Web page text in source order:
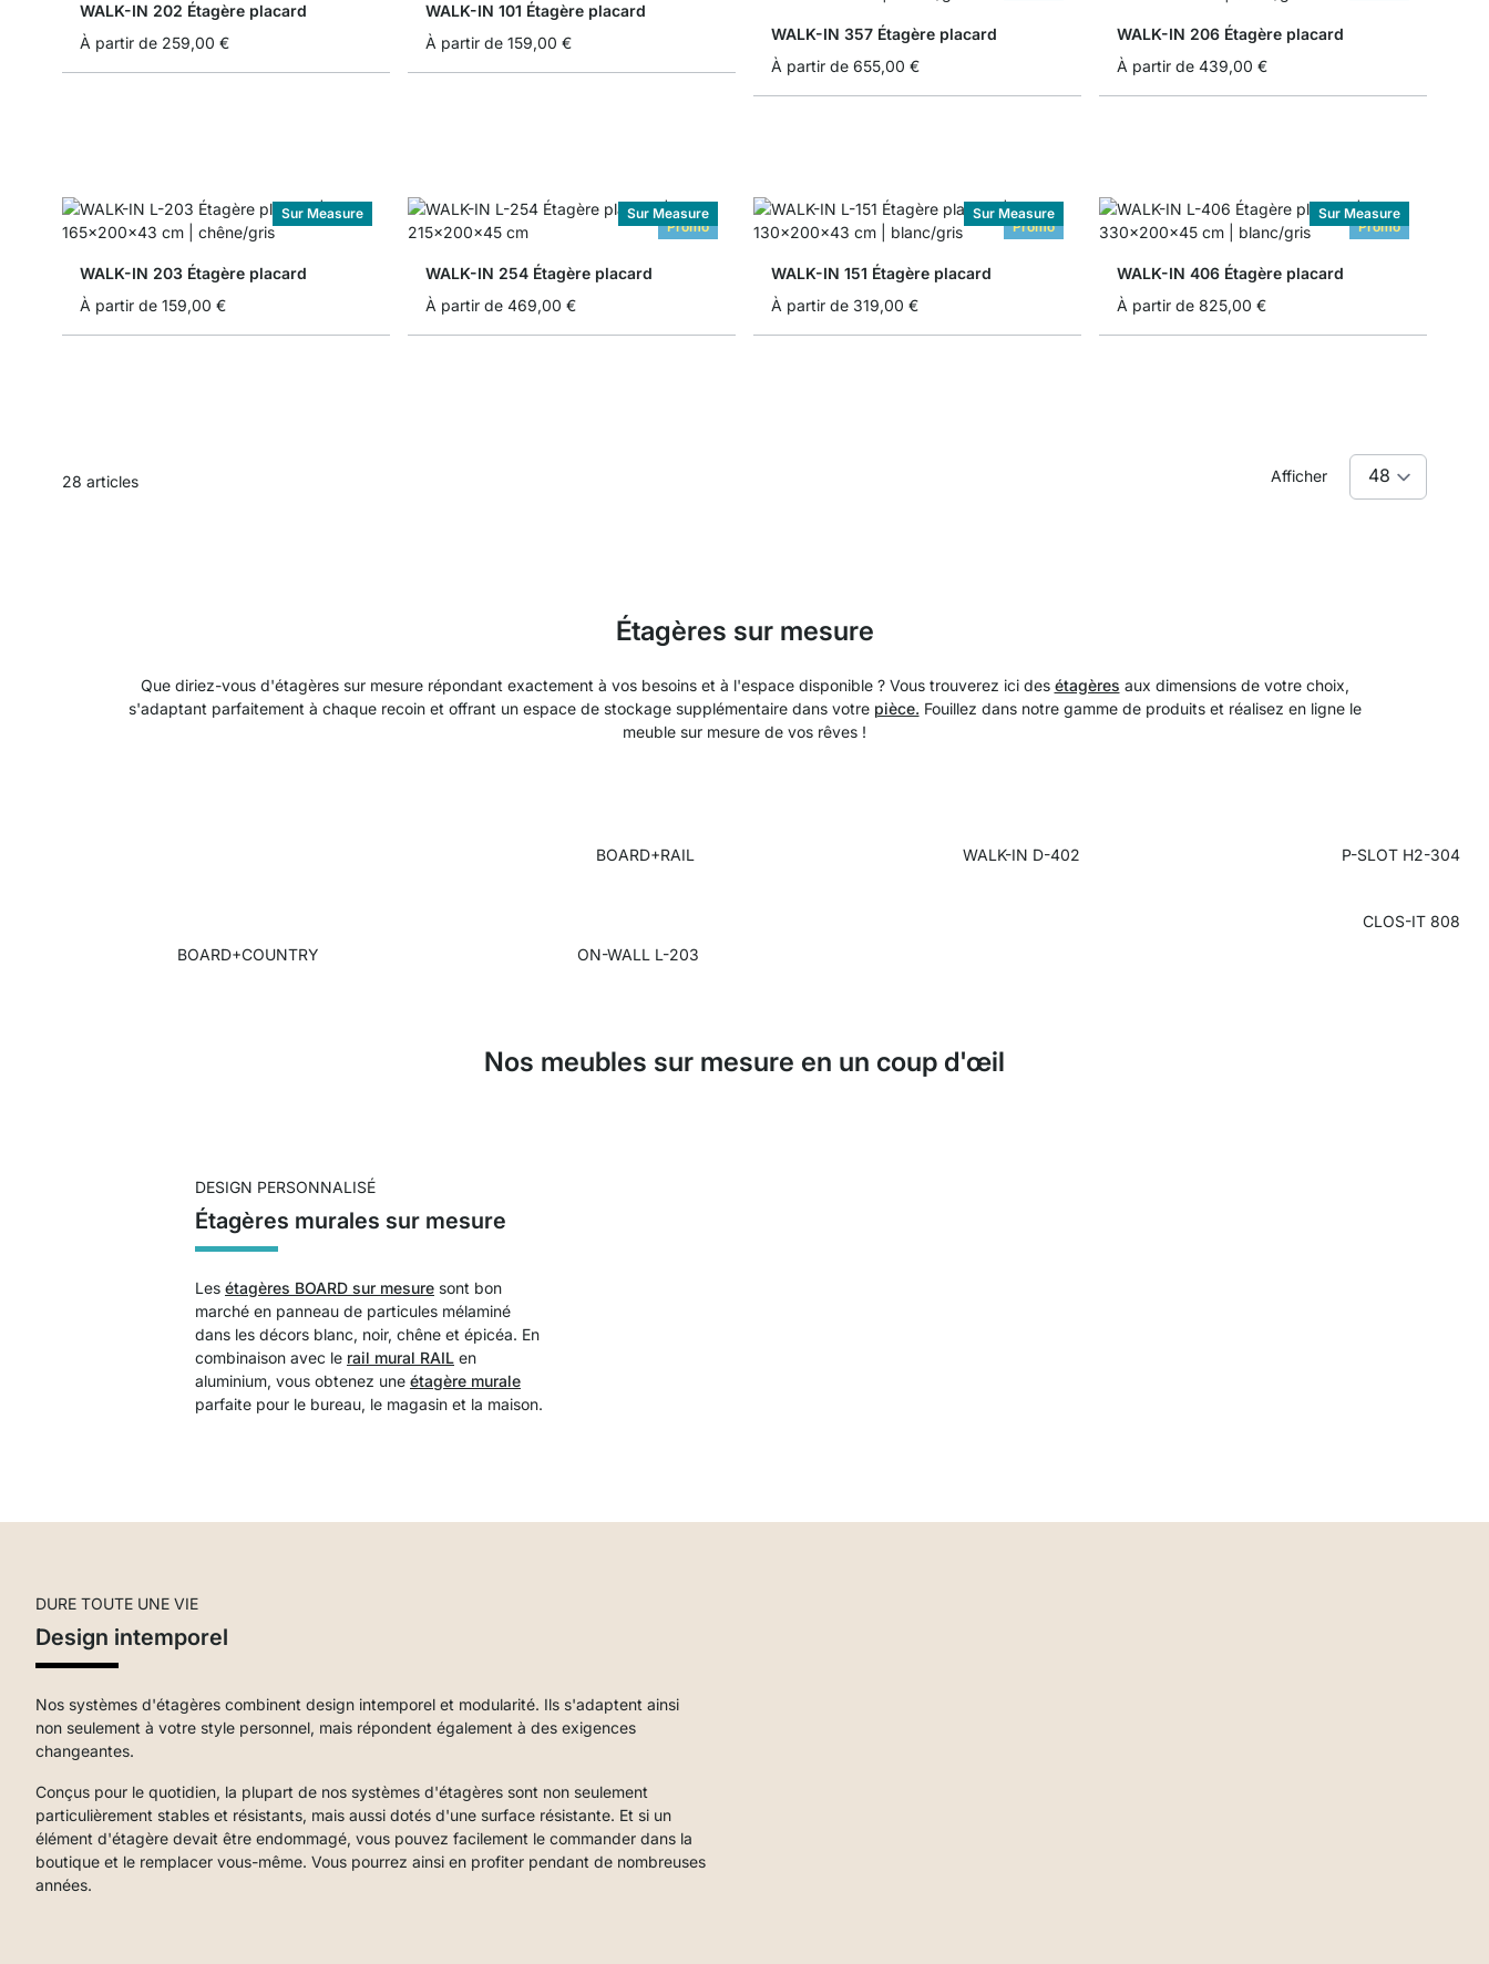
WALK-IN 202 Étagère placard
À partir de 259,00 €
WALK-IN 101 Étagère placard
À partir de 159,00 €
WALK-IN 357 Étagère placard
À partir de 655,00 €
WALK-IN 206 Étagère placard
À partir de 439,00 €
Sur Measure
WALK-IN 203 Étagère placard
À partir de 159,00 €
Promo
Sur Measure
WALK-IN 254 Étagère placard
À partir de 469,00 €
Promo
Sur Measure
WALK-IN 151 Étagère placard
À partir de 319,00 €
Promo
Sur Measure
WALK-IN 406 Étagère placard
À partir de 825,00 €
28 articles Afficher
Étagères sur mesure
Que diriez-vous d'étagères sur mesure répondant exactement à vos besoins et à l'espace disponible ? Vous trouverez ici des étagères aux dimensions de votre choix,
s'adaptant parfaitement à chaque recoin et offrant un espace de stockage supplémentaire dans votre pièce. Fouillez dans notre gamme de produits et réalisez en ligne le
meuble sur mesure de vos rêves !
BOARD+RAIL WALK-IN D-402 P-SLOT H2-304
CLOS-IT 808
BOARD+COUNTRY
ON-WALL L-203
Nos meubles sur mesure en un coup d'œil
DESIGN PERSONNALISÉ
Étagères murales sur mesure
Les étagères BOARD sur mesure sont bon
marché en panneau de particules mélaminé
dans les décors blanc, noir, chêne et épicéa. En
combinaison avec le rail mural RAIL en
aluminium, vous obtenez une étagère murale
parfaite pour le bureau, le magasin et la maison.
DURE TOUTE UNE VIE
Design intemporel
Nos systèmes d'étagères combinent design intemporel et modularité. Ils s'adaptent ainsi
non seulement à votre style personnel, mais répondent également à des exigences
changeantes.
Conçus pour le quotidien, la plupart de nos systèmes d'étagères sont non seulement
particulièrement stables et résistants, mais aussi dotés d'une surface résistante. Et si un
élément d'étagère devait être endommagé, vous pouvez facilement le commander dans la
boutique et le remplacer vous-même. Vous pourrez ainsi en profiter pendant de nombreuses
années.